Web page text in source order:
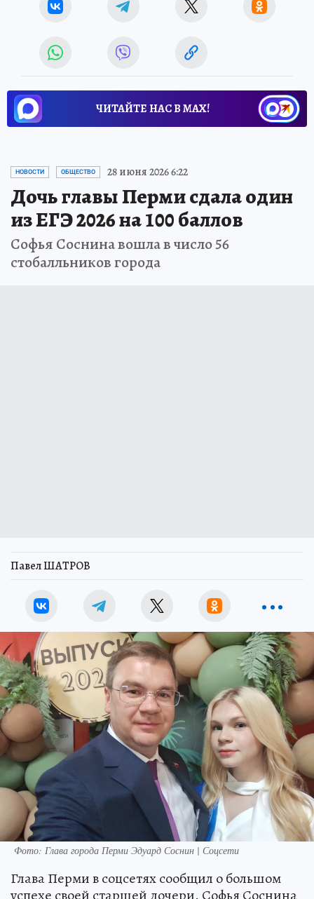
ЧИТАЙТЕ НАС В МАХ!
НОВОСТИ ОБЩЕСТВО 28 июня 2026 6:22
Дочь главы Перми сдала один
из ЕГЭ 2026 на 100 баллов
Софья Соснина вошла в число 56
стобалльников города
Павел ШАТРОВ
Фото: Глава города Перми Эдуард Соснин | Соцсети
Глава Перми в соцсетях сообщил о большом
успехе своей старшей дочери. Софья Соснина